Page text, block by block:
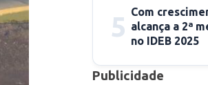
5 Com
alcança a 2ª
no IDEB 2025
Publicidade